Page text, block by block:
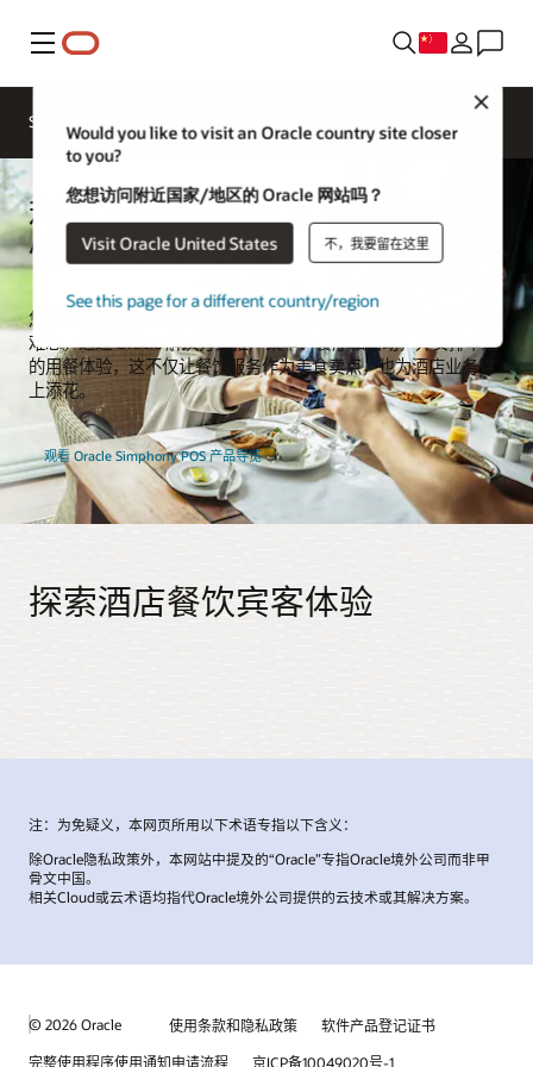
菜单
Would you like to visit an Oracle country site closer
to you?
您想访问附近国家/地区的 Oracle 网站吗？
Visit Oracle United States 不，我要留在这里
See this page for a different country/region
Solutions 领域 Business Insights
利用 Simphony POS 优化酒店餐
饮体验
您可以为客人打造卓越的餐饮服务，令他们的住宿体验变得更加
难忘。通过 Oracle 解决方案推广菜单、餐厅和活动，并安排卓越
的用餐体验，这不仅让餐饮服务作为美食卖点，也为酒店业务锦
上添花。
观看 Oracle Simphony POS 产品导览
探索酒店餐饮宾客体验
注：为免疑义，本网页所用以下术语专指以下含义：
除Oracle隐私政策外，本网站中提及的“Oracle”专指Oracle境外公司而非甲
骨文中国。
相关Cloud或云术语均指代Oracle境外公司提供的云技术或其解决方案。
© 2026 Oracle 使用条款和隐私政策
软件产品登记证书
完整使用程序使用通知申请流程
京ICP备10049020号-1